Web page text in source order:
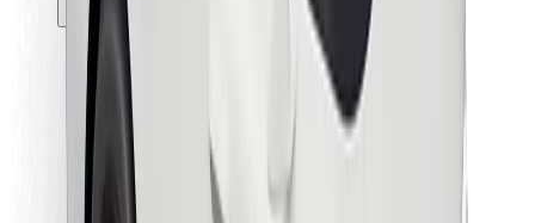
Pre cestujúcich
Pre vodičov
Pre kuriérov
Bolt Food
Pre flotilových partnerov